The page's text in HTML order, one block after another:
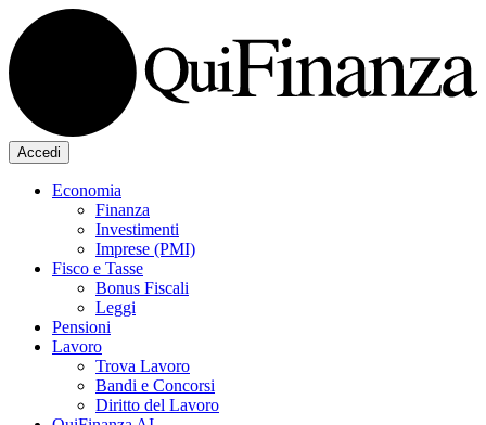
Accedi
Economia
Finanza
Investimenti
Imprese (PMI)
Fisco e Tasse
Bonus Fiscali
Leggi
Pensioni
Lavoro
Trova Lavoro
Bandi e Concorsi
Diritto del Lavoro